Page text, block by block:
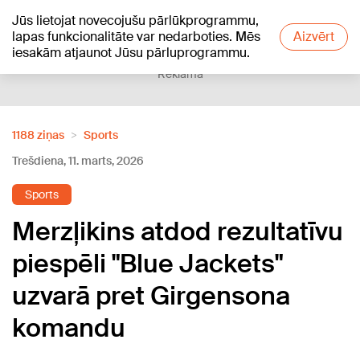
Jūs lietojat novecojušu pārlūkprogrammu,
lapas funkcionalitāte var nedarboties. Mēs
iesakām atjaunot Jūsu pārluprogrammu.
Aizvērt
+24°C
Reklāma
1188 ziņas
Sports
Trešdiena, 11. marts, 2026
Sports
Merzļikins atdod rezultatīvu
piespēli "Blue Jackets"
uzvarā pret Girgensona
komandu